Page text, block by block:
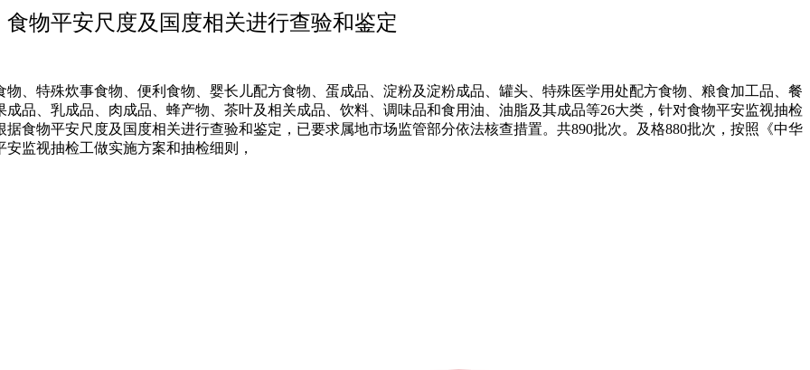
食物平安尺度及国度相关进行查验和鉴定
特殊炊事食物、便利食物、婴长儿配方食物、蛋成品、淀粉及淀粉成品、罐头、特殊医学用处配方食物、粮食加工品、餐
品、乳成品、肉成品、蜂产物、茶叶及相关成品、饮料、调味品和食用油、油脂及其成品等26大类，针对食物平安监视抽检
食物平安尺度及国度相关进行查验和鉴定，已要求属地市场监管部分依法核查措置。共890批次。及格880批次，按照《中华
监视抽检工做实施方案和抽检细则，